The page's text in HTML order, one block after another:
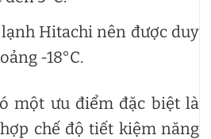
Hitachi nên được duy
-18°C.
một ưu điểm đặc biệt là
chế độ tiết kiệm năng